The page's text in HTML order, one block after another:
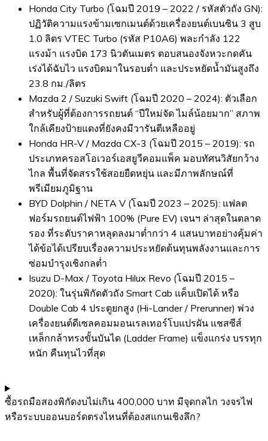
Honda City Turbo (โฉมปี 2019 – 2022 / รหัสตัวถัง GN):
ปฏิวัติความแรงข้ามเซกเมนต์ด้วยเครื่องยนต์เบนซิน 3 สูบ
1.0 ลิตร VTEC Turbo (รหัส P10A6) พละกำลัง 122
แรงม้า แรงบิด 173 นิวตันเมตร ตอบสนองจังหวะกดคัน
เร่งได้ฉับไว แรงบิดมาในรอบต่ำ และประหยัดน้ำมันสูงถึง
23.8 กม./ลิตร
Mazda 2 / Suzuki Swift (โฉมปี 2020 – 2024): ตัวเลือก
สำหรับผู้ที่ต้องการรถยนต์ “ปีใหม่จัด ไมล์น้อยมาก” สภาพ
ใกล้เคียงป้ายแดงที่ยังคงมีวารันตีเหลืออยู่
Honda HR-V / Mazda CX-3 (โฉมปี 2015 – 2019): รถ
ประเภทครอสโอเวอร์เอสยูวีคอมแพ็ค มอบทัศนวิสัยกว้าง
ไกล พื้นที่จัดสรรใช้สอยยืดหยุ่น และมีภาพลักษณ์ที่
พรีเมียมภูมิฐาน
BYD Dolphin / NETA V (โฉมปี 2023 – 2025): แฟลต
ฟอร์มรถยนต์ไฟฟ้า 100% (Pure EV) เจนฯ ล่าสุดในตลาด
รอง ที่ระดับราคาหลุดลงมาต่ำกว่า 4 แสนบาทอย่างคุ้มค่า
ได้ข้อได้เปรียบเรื่องความประหยัดต้นทุนพลังงานและการ
ซ่อมบำรุงเชิงกลต่ำ
Isuzu D-Max / Toyota Hilux Revo (โฉมปี 2015 –
2020): ในรุ่นพิกัดตัวถัง Smart Cab แค็บเปิดได้ หรือ
Double Cab 4 ประตูยกสูง (Hi-Lander / Prerunner) พ่วง
เครื่องยนต์ดีเซลคอมมอนเรลเทอร์โบแปรผัน แชสซีส์
เหล็กกล้าทรงขั้นบันได (Ladder Frame) แข็งแกร่ง บรรทุก
หนัก คืนทุนไวที่สุด
ซื้อรถมือสองพิกัดงบไม่เกิน 400,000 บาท มีจุดกลไก วงจรไฟ
หรือระบบออนบอร์ดตรงไหนที่ต้องสแกนเชิงลึก?